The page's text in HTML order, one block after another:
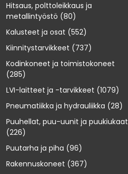
Hitsaus, polttoleikkaus ja
metallintyöstö (80)
Kalusteet ja osat (552)
Kiinnitystarvikkeet (737)
Kodinkoneet ja toimistokoneet
(285)
LVI-laitteet ja -tarvikkeet (1079)
Pneumatiikka ja hydrauliikka (28)
Puuhellat, puu-uunit ja puukiukaat
(226)
Puutarha ja piha (96)
Rakennuskoneet (367)